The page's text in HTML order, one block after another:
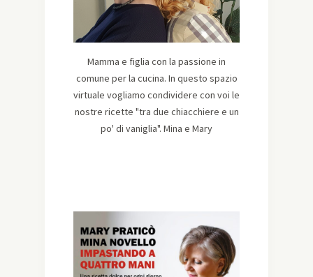
Mamma e figlia con la passione in
comune per la cucina. In questo spazio
virtuale vogliamo condividere con voi le
nostre ricette "tra due chiacchiere e un
po' di vaniglia". Mina e Mary